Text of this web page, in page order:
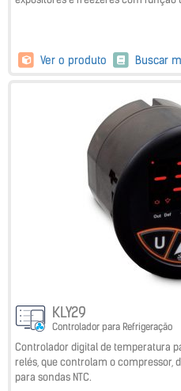
Ver o produto Buscar
KLY29
Controlador para Refrigeração
Controlador digital de temperatura
relés, que controlam o compressor,
para sondas NTC.